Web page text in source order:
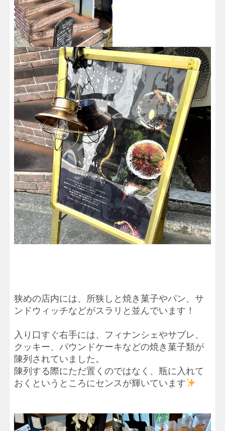
狭めの店内には、所狭しと焼き菓子やパン、サ
ンドウィッチなどがスラリと並んでいます！
入り口すぐ右手には、フィナンシェやサブレ、
クッキー、パウンドケーキなどの焼き菓子類が
陳列されていました。
陳列する際にただ置くのではなく、瓶に入れて
おくというところにセンスが輝いています